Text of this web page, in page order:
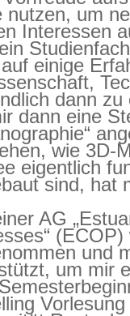
nutzen, um
Interessen
einige
dann
dann eine
wie 3D-
eigentlich
sind, hat
AG
und
um mir